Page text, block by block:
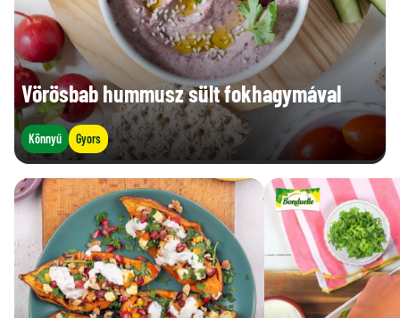
Vörösbab hummusz sült fokhagymával
Könnyű Gyors